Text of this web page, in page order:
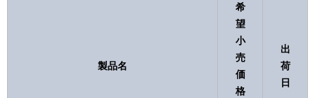
製品名
希
望
小
売
価
格
出
荷
日